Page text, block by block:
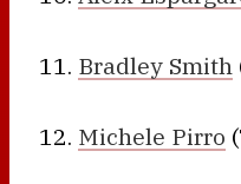
11. Bradley Smith
12. Michele Pirro